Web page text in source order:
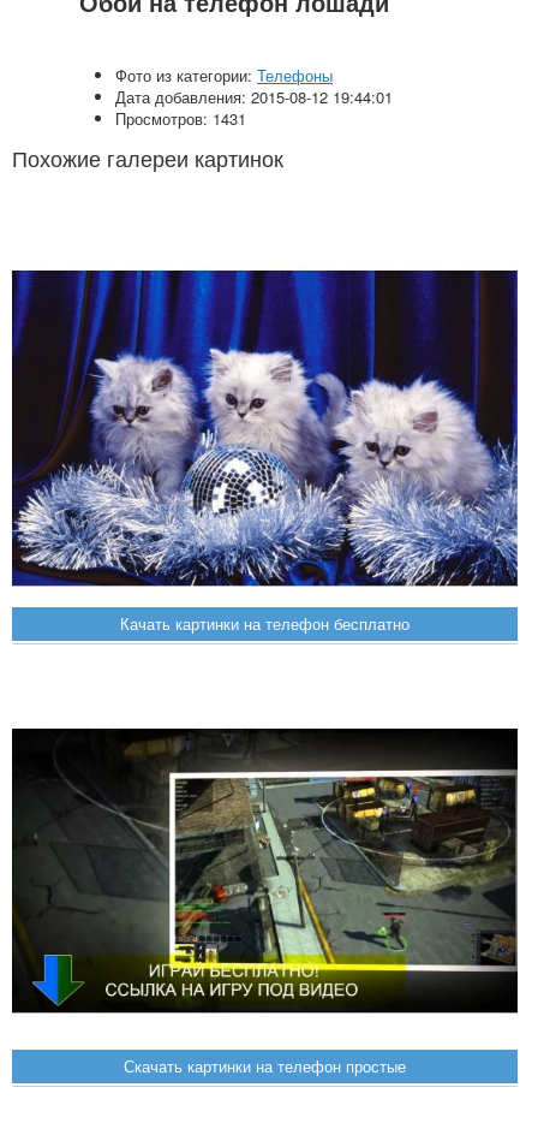
Фото из категории: Телефоны
Дата добавления: 2015-08-12 19:44:01
Просмотров: 1431
Похожие галереи картинок
Качать картинки на телефон бесплатно
Скачать картинки на телефон простые